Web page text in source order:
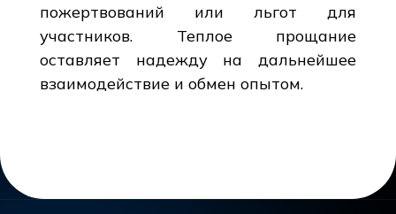
пожертвований или льгот для
участников. Теплое прощание
оставляет надежду на дальнейшее
взаимодействие и обмен опытом.